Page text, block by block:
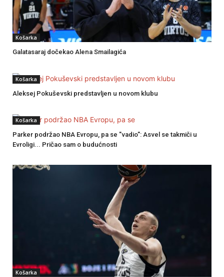
Košarka
Galatasaraj dočekao Alena Smailagića
Košarka
Aleksej Pokuševski predstavljen u novom klubu
Košarka
Parker podržao NBA Evropu, pa se "vadio": Asvel se takmiči u
Evroligi... Pričao sam o budućnosti
Košarka